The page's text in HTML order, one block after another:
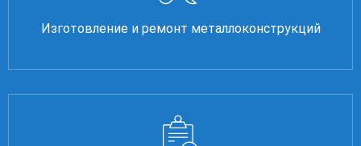
Изготовление и ремонт металлоконструкций